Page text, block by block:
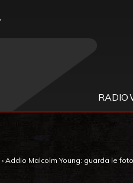
RADIO
› Addio Malcolm Young: guarda le